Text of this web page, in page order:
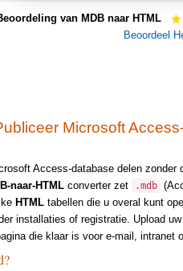
van MDB naar HTML
Beoordeel
Microsoft
Access-database delen zonder
naar-HTMLconverter zet .mdb
HTMLtabellen die u overal kunt
installaties of registratie. Upload
die klaar is voor e-mail, intranet